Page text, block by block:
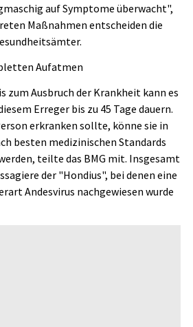
auf Symptome überwacht",
Maßnahmen entscheiden die
Aufatmen
zum Ausbruch der Krankheit kann es
Erreger bis zu 45 Tage dauern.
erkranken sollte, könne sie in
besten medizinischen Standards
teilte das BMG mit. Insgesamt
der "Hondius", bei denen eine
Andesvirus nachgewiesen wurde